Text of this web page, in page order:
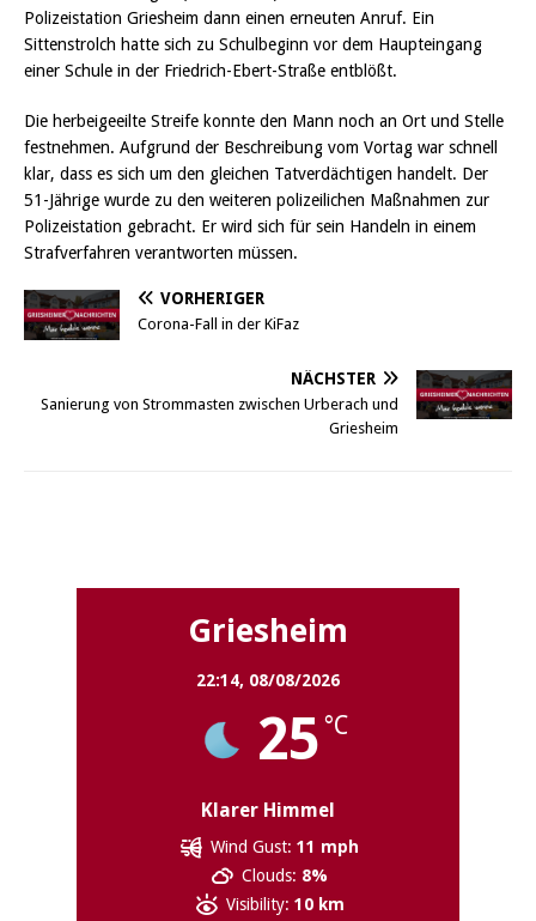
Polizeistation Griesheim dann einen erneuten Anruf. Ein
Sittenstrolch hatte sich zu Schulbeginn vor dem Haupteingang
einer Schule in der Friedrich-Ebert-Straße entblößt.
Die herbeigeeilte Streife konnte den Mann noch an Ort und Stelle
festnehmen. Aufgrund der Beschreibung vom Vortag war schnell
klar, dass es sich um den gleichen Tatverdächtigen handelt. Der
51-Jährige wurde zu den weiteren polizeilichen Maßnahmen zur
Polizeistation gebracht. Er wird sich für sein Handeln in einem
Strafverfahren verantworten müssen.
VORHERIGER
Corona-Fall in der KiFaz
NÄCHSTER
Sanierung von Strommasten zwischen Urberach und
Griesheim
Griesheim
22:14, 08/08/2026
25 °C
Klarer Himmel
Wind Gust: 11 mph
Clouds: 8%
Visibility: 10 km